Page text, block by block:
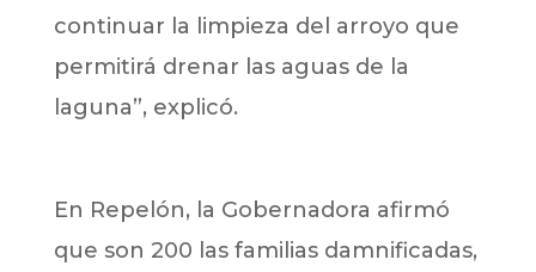
continuar la limpieza del arroyo que
permitirá drenar las aguas de la
laguna”, explicó.
En Repelón, la Gobernadora afirmó
que son 200 las familias damnificadas,